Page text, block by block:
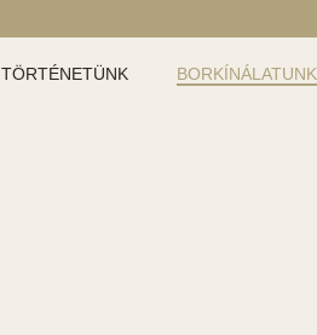
TÖRTÉNETÜNK BORKÍNÁLATUNK